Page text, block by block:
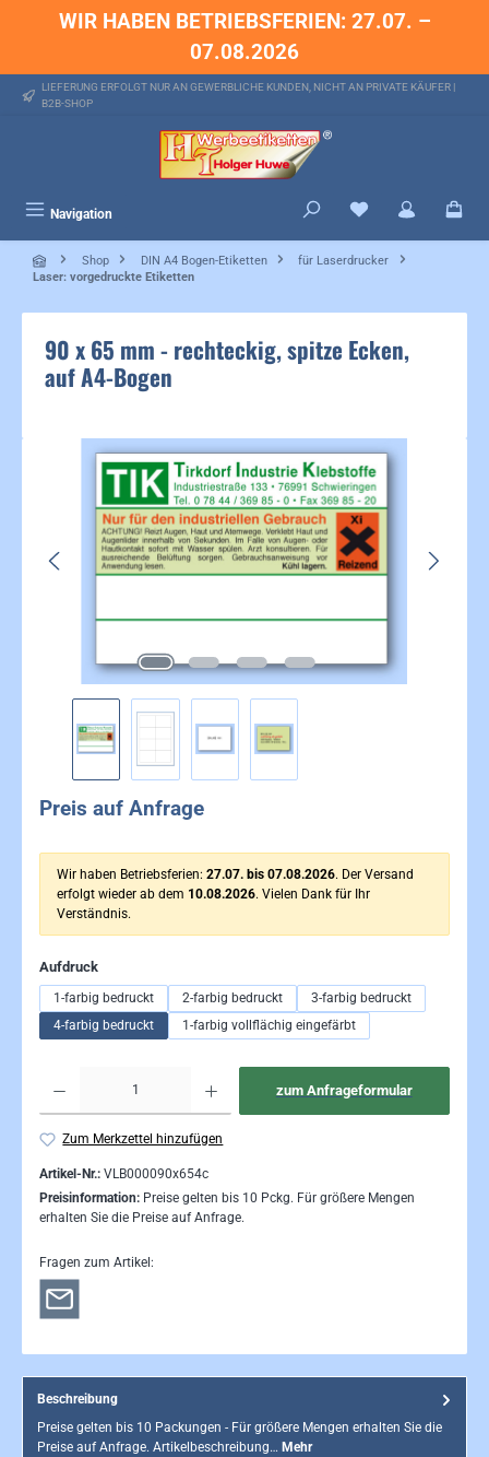
springenWIR HABEN BETRIEBSFERIEN: 27.07. –
07.08.2026
LIEFERUNG ERFOLGT NUR AN GEWERBLICHE KUNDEN, NICHT AN PRIVATE KÄUFER |
B2B-SHOP
Navigation Du hast 0 Produkte
Shop DIN A4 Bogen-Etiketten
für Laserdrucker
Laser: vorgedruckte Etiketten
90 x 65 mm - rechteckig, spitze Ecken,
auf A4-Bogen
Preis auf Anfrage
Wir haben Betriebsferien: 27.07. bis 07.08.2026. Der Versand
erfolgt wieder ab dem 10.08.2026. Vielen Dank für Ihr
Verständnis.
Aufdruckauswählen
1-farbig bedruckt 2-farbig bedruckt
3-farbig bedruckt
4-farbig bedruckt
1-farbig vollflächig eingefärbt
zum Anfrageformular
Zum Merkzettel hinzufügen
Artikel-Nr.: VLB000090x654c
Preisinformation: Preise gelten bis 10 Pckg. Für größere Mengen
erhalten Sie die Preise auf Anfrage.
Fragen zum Artikel:
Beschreibung
Preise gelten bis 10 Packungen - Für größere Mengen erhalten Sie die
Preise auf Anfrage. Artikelbeschreibung… Mehr